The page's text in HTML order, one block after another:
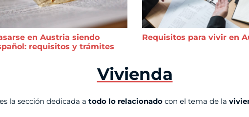
en Austria siendo
requisitos y trámites
Requisitos para vivir en
Vivienda
la sección dedicada a todo lo relacionado con el tema de la